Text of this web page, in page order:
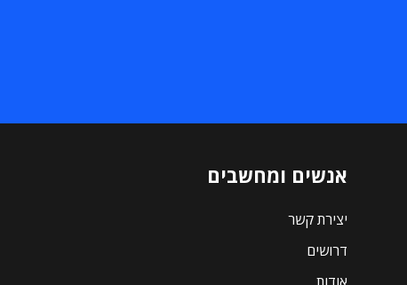
אנשים ומחשבים
יצירת קשר
דרושים